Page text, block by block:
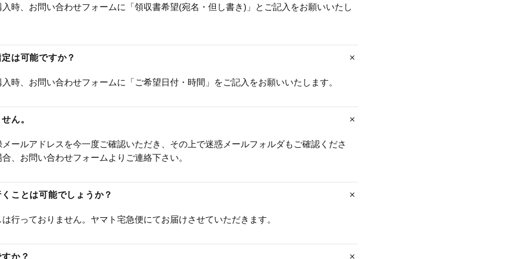
時、お問い合わせフォームに「領収書希望(宛名・但し書き)」とご記入をお願いいたし
は可能ですか？
時、お問い合わせフォームに「ご希望日付・時間」をご記入をお願いいたします。
ん。
ールアドレスを今一度ご確認いただき、その上で迷惑メールフォルダもご確認くださ
、お問い合わせフォームよりご連絡下さい。
ことは可能でしょうか？
行っておりません。ヤマト宅急便にてお届けさせていただきます。
か？